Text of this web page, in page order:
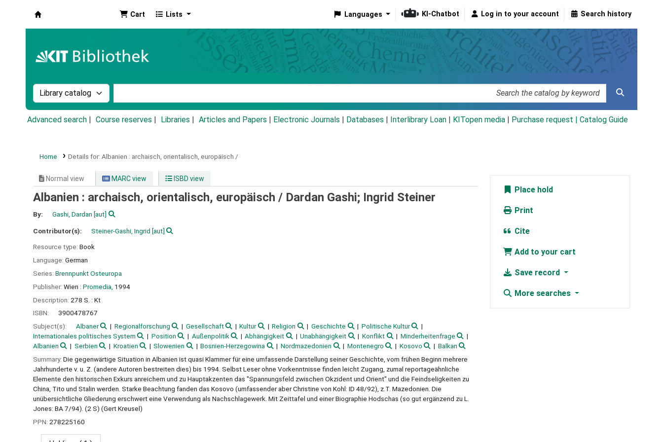
Cart Lists Languages KI-Chatbot Log in to your account Search history
Search the catalog by:
Advanced search Course reserves Libraries Articles and Papers Electronic Journals Databases Interlibrary Loan KITopen media Purchase request | Catalog Guide
Home Details for: Albanien : archaisch, orientalisch, europäisch /
Normal view MARC view ISBD view
Albanien : archaisch, orientalisch, europäisch / Dardan Gashi; Ingrid Steiner
By: Gashi, Dardan [aut]
Contributor(s): Steiner-Gashi, Ingrid [aut]
Resource type: Book
Language: German
Series: Brennpunkt Osteuropa
Publisher: Wien : Promedia, 1994
Description: 278 S. : Kt
ISBN:
3900478767
Subject(s):
Albaner Regionalforschung Gesellschaft Kultur Religion Geschichte
Politische Kultur
Internationales politisches System
Position Außenpolitik Abhängigkeit Unabhängigkeit Konflikt
Minderheitenfrage
Albanien
Serbien Kroatien Slowenien Bosnien-Herzegowina Nordmazedonien Montenegro Kosovo
Balkan
Summary: Die gegenwärtige Situation in Albanien ist quasi Klammer für eine umfassende Darstellung seiner Geschichte, vom frühen Beginn mehrere
Jahrhunderte v. u. Z. (andere Autoren bestreiten dies) bis 1994. Selbst Leser ohne Vorkenntnisse finden leicht Zugang, zumal reportageähnliche
Elemente den historischen Exkurs anreichern und zu Hauptakzenten das "Spannungsfeld zwischen Okzident und Orient" und die Feindseligkeiten zu
China, Tito und Stalin werden. Starke Beachtung fanden das Kosovo (umfassender aber Christine von Kohl: ID 48/92), z.T. Mazedonien. Die
unübersichtliche Gliederung erschwert eine Verwendung als Nachschlagewerk. Mit Zeittafel und einer Biographie Hodschas (so gut ergänzend zu L.
Jones: BA 7/94). (2 S) (Gert Kreusel)
PPN: 278225160
Place hold
Print
Cite
Add to your cart
Save record
More searches